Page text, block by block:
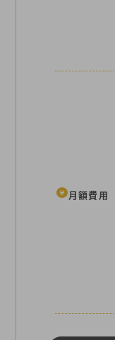
月額費用